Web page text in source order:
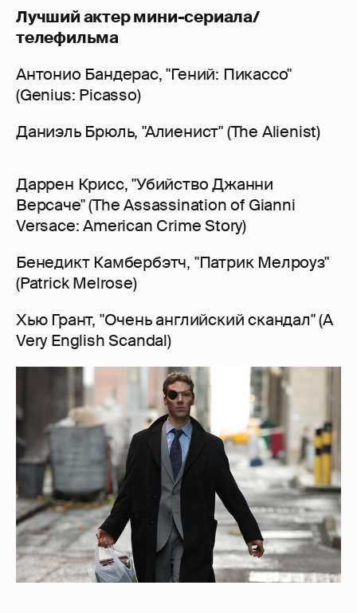
Лучший актер мини-сериала/
телефильма
Антонио Бандерас, "Гений: Пикассо"
(Genius: Picasso)
Даниэль Брюль, "Алиенист" (The Alienist)
Даррен Крисс, "Убийство Джанни
Версаче" (The Assassination of Gianni
Versace: American Crime Story)
Бенедикт Камбербэтч, "Патрик Мелроуз"
(Patrick Melrose)
Хью Грант, "Очень английский скандал" (A
Very English Scandal)